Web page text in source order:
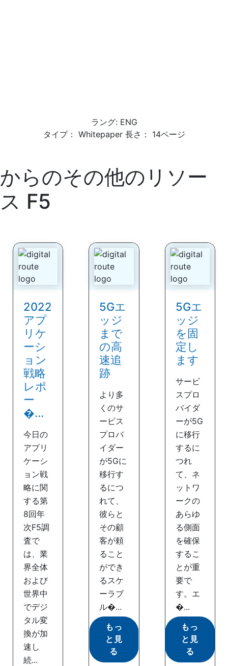
ラング: ENG
タイプ： Whitepaper 長さ： 14ページ
からのその他のリソー
ス F5
2022
アプ
リケ
ーシ
ョン
戦略
レポ
ー
�...
今日の
アプリ
ケーシ
ョン戦
略に関
する第
8回年
次F5調
査で
は、業
界全体
および
世界中
でデジ
タル変
換が加
速し
続...
5Gエ
ッジ
まで
の高
速追
跡
より多
くのサ
ービス
プロバ
イダー
が5Gに
移行す
るにつ
れて、
彼らと
その顧
客が頼
ること
ができ
るスケ
ーラブ
ル�...
もっ
と見
る
5Gエ
ッジ
を固
定し
ます
サービ
スプロ
バイダ
ーが5G
に移行
するに
つれ
て、ネ
ットワ
ークの
あらゆ
る側面
を確保
するこ
とが重
要で
す。エ
�...
もっ
と見
る